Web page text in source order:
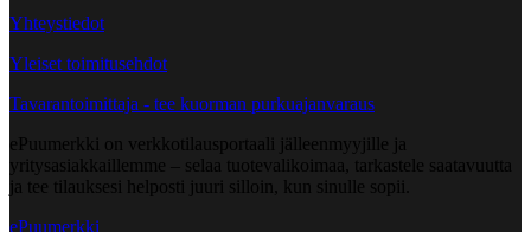
Yhteystiedot
Yleiset toimitusehdot
Tavarantoimittaja - tee kuorman purkuajanvaraus
ePuumerkki on verkkotilausportaali jälleenmyyjille ja
yritysasiakkaillemme – selaa tuotevalikoimaa, tarkastele saatavuutta
ja tee tilauksesi helposti juuri silloin, kun sinulle sopii.
ePuumerkki